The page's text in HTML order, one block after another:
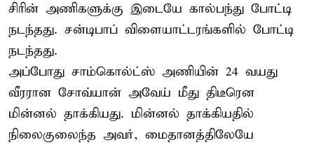
சிரின் அணிகளுக்கு இடையே கால்பந்து போட்டி
நடந்தது. சன்டிபாப் விளையாட்டரங்களில் போட்டி
நடந்தது.
அப்போது சாம்கொல்ட்ஸ் அணியின் 24 வயது
வீரரான சோவ்யான் அவேய் மீது திடீரென
மின்னல் தாக்கியது. மின்னல் தாக்கியதில்
நிலைகுலைந்த அவர், மைதானத்திலேயே